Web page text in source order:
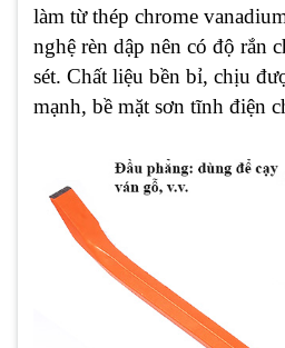
làm từ thép chrome
nghệ rèn dập nên có độ rắn
sét. Chất liệu bền bỉ, chịu
mạnh, bề mặt sơn tĩnh điện